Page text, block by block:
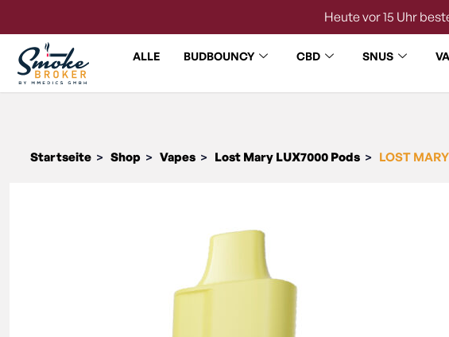
Heute vor 15 Uhr
ALLE BUDBOUNCY CBD SNUS
Startseite > Shop > Vapes > Lost Mary LUX7000 Pods > LOST